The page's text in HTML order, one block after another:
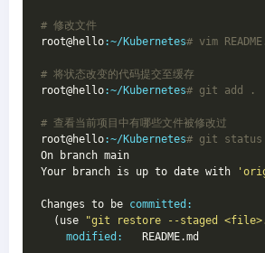
# 修改文件
root@hello:~/Kubernetes# vim
# 将状态改变的代码提交至缓存
root@hello:~/Kubernetes# git add .
# 查看当前项目中有哪些文件被修改过
root@hello:~/Kubernetes# git status
On branch main
Your branch is up to date with
Changes to be committed:
  (use
"git restore --staged
modified:
   README.md